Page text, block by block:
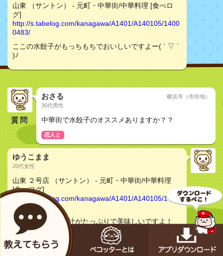
山東 （サントン） - 元町・中華街/中華料理 [食べロ
グ]
http://s.tabelog.com/kanagawa/A1401/A140105/1400
0483/
ここの水餃子がもっちもちでおいしいですよー( ´ ▽ `
)ﾉ
質問
おさる
30代男性
横浜市（市街地）
中華街で水餃子のオススメありますか？？
恋人と
ゆうこまま
20代女性
山東 ２号店 （サントン） - 元町・中華街/中華料理
[食べログ]
http://s.tabelog.com/kanagawa/A1401/A140105/1400
0483/
ここの水餃子は肉汁がたっぷりで美味しいですよ！